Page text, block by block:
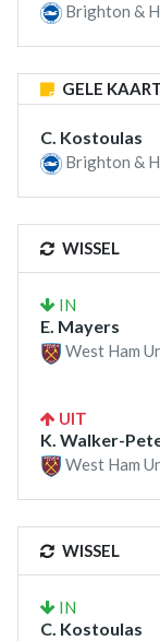
Brighton &
GELE
C. Kostoulas
Brighton &
WISSEL
IN
E. Mayers
West Ham
UIT
K. Walker-
West Ham
WISSEL
IN
C. Kostoulas